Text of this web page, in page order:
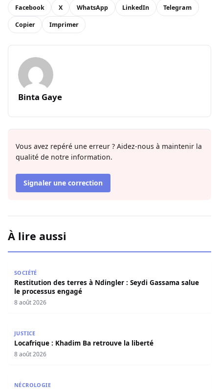
Facebook X WhatsApp LinkedIn Telegram
Copier Imprimer
Binta Gaye
Vous avez repéré une erreur ? Aidez-nous à maintenir la
qualité de notre information.
Signaler une correction
À lire aussi
SOCIÉTÉ
Restitution des terres à Ndingler : Seydi Gassama salue
le processus engagé
8 août 2026
JUSTICE
Locafrique : Khadim Ba retrouve la liberté
8 août 2026
NÉCROLOGIE